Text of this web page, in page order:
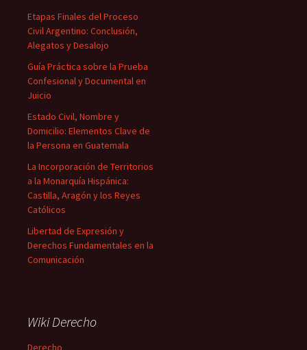
Etapas Finales del Proceso
Civil Argentino: Conclusión,
Alegatos y Desalojo
Guía Práctica sobre la Prueba
Confesional y Documental en
Juicio
Estado Civil, Nombre y
Domicilio: Elementos Clave de
la Persona en Guatemala
La Incorporación de Territorios
a la Monarquía Hispánica:
Castilla, Aragón y los Reyes
Católicos
Libertad de Expresión y
Derechos Fundamentales en la
Comunicación
Wiki Derecho
Derecho